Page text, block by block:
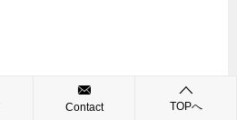
Contact TOPへ